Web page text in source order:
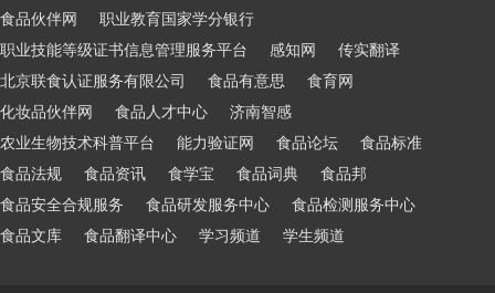
食品伙伴网
职业教育国家学分银行
职业技能等级证书信息管理服务平台
感知网
传实翻译
北京联食认证服务有限公司
食品有意思
食育网
化妆品伙伴网
食品人才中心
济南智感
农业生物技术科普平台
能力验证网 食品论坛
食品标准
食品法规
食品资讯 食学宝 食品词典
食品邦
食品安全合规服务
食品研发服务中心
食品检测服务中心
食品文库
食品翻译中心 学习频道 学生频道